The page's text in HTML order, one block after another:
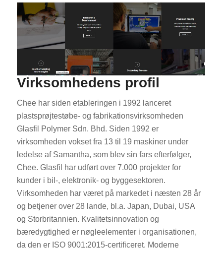
Virksomhedens profil
Chee har siden etableringen i 1992 lanceret
plastsprøjtestøbe- og fabrikationsvirksomheden
Glasfil Polymer Sdn. Bhd. Siden 1992 er
virksomheden vokset fra 13 til 19 maskiner under
ledelse af Samantha, som blev sin fars efterfølger,
Chee. Glasfil har udført over 7.000 projekter for
kunder i bil-, elektronik- og byggesektoren.
Virksomheden har været på markedet i næsten 28 år
og betjener over 28 lande, bl.a. Japan, Dubai, USA
og Storbritannien. Kvalitetsinnovation og
bæredygtighed er nøgleelementer i organisationen,
da den er ISO 9001:2015-certificeret. Moderne